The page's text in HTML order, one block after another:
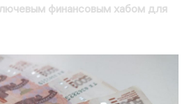
финансовым хабом для